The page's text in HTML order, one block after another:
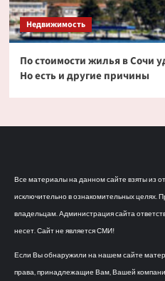
Недвижимость
По стоимости жилья в Сочи
Но есть и другие причины
Все материалы на данном сайте взяты из
исключительно в ознакомительных целях.
владельцам. Администрация сайта
несет. Сайт не является СМИ!
Если Вы обнаружили на нашем сайте
права, принадлежащие Вам, Вашей